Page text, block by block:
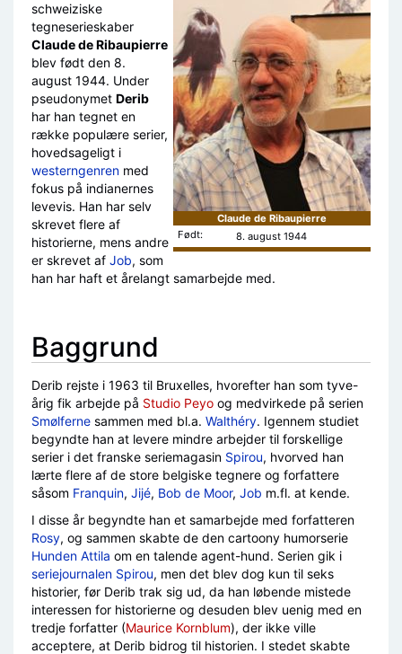
Claude de Ribaupierre
Født:
8. august 1944
schweiziske
tegneserieskaber
Claude de Ribaupierre
blev født den 8.
august 1944. Under
pseudonymet Derib
har han tegnet en
række populære serier,
hovedsageligt i
westerngenren med
fokus på indianernes
levevis. Han har selv
skrevet flere af
historierne, mens andre
er skrevet af Job, som
han har haft et årelangt samarbejde med.
Baggrund
Derib rejste i 1963 til Bruxelles, hvorefter han som tyve-
årig fik arbejde på Studio Peyo og medvirkede på serien
Smølferne sammen med bl.a. Walthéry. Igennem studiet
begyndte han at levere mindre arbejder til forskellige
serier i det franske seriemagasin Spirou, hvorved han
lærte flere af de store belgiske tegnere og forfattere
såsom Franquin, Jijé, Bob de Moor, Job m.fl. at kende.
I disse år begyndte han et samarbejde med forfatteren
Rosy, og sammen skabte de den cartoony humorserie
Hunden Attila om en talende agent-hund. Serien gik i
seriejournalen Spirou, men det blev dog kun til seks
historier, før Derib trak sig ud, da han løbende mistede
interessen for historierne og desuden blev uenig med en
tredje forfatter (Maurice Kornblum), der ikke ville
acceptere, at Derib bidrog til historien. I stedet skabte